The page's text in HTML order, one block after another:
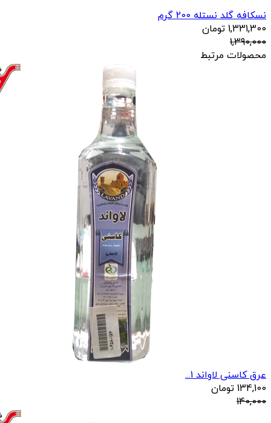
نسکافه گلد نستله 200 گرم
1,331,300 تومان
1,390,000
محصولات مرتبط
عرق کاسنی لاواند 1...
134,100 تومان
140,000